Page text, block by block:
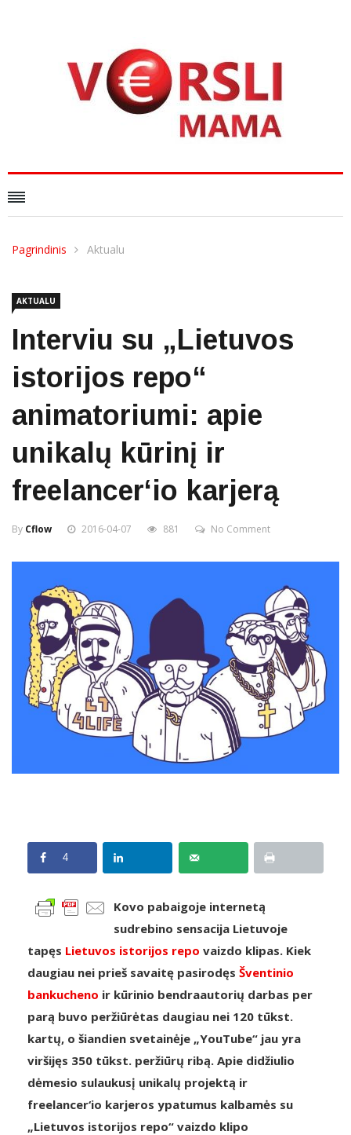
Pagrindinis Aktualu
AKTUALU
Interviu su „Lietuvos
istorijos repo“
animatoriumi: apie
unikalų kūrinį ir
freelancer‘io karjerą
By Cflow 2016-04-07 881 No Comment
4
Kovo pabaigoje internetą
sudrebino sensacija Lietuvoje
tapęs Lietuvos istorijos repo vaizdo klipas. Kiek
daugiau nei prieš savaitę pasirodęs Šventinio
bankucheno ir kūrinio bendraautorių darbas per
parą buvo peržiūrėtas daugiau nei 120 tūkst.
kartų, o šiandien svetainėje „YouTube“ jau yra
viršijęs 350 tūkst. peržiūrų ribą. Apie didžiulio
dėmesio sulaukusį unikalų projektą ir
freelancer‘io karjeros ypatumus kalbamės su
„Lietuvos istorijos repo“ vaizdo klipo